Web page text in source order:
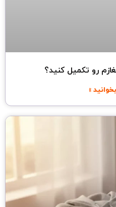
رو تکمیل کنید؟
»